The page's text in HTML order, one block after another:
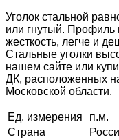
Уголок стальной
или гнутый.
жесткость, легче и
Стальные уголки
нашем сайте или
ДК, расположенных
Московской области.
Ед. измерения
п.м.
Страна